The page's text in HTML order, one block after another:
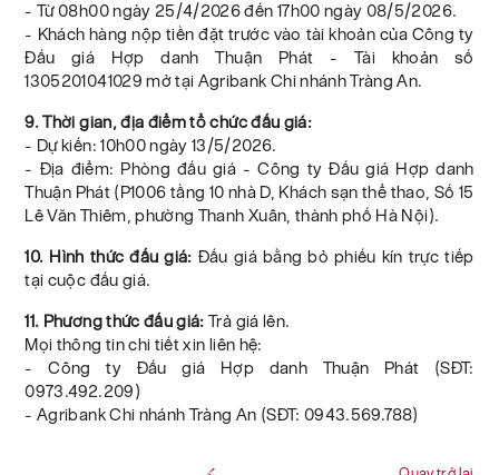
- Từ 08h00 ngày 25/4/2026 đến 17h00 ngày 08/5/2026.
- Khách hàng nộp tiền đặt trước vào tài khoản của Công ty
Đấu giá Hợp danh Thuận Phát - Tài khoản số
1305201041029 mở tại Agribank Chi nhánh Tràng An.
9. Thời gian, địa điểm tổ chức đấu giá:
- Dự kiến: 10h00 ngày 13/5/2026.
- Địa điểm: Phòng đấu giá - Công ty Đấu giá Hợp danh
Thuận Phát (P1006 tầng 10 nhà D, Khách sạn thể thao, Số 15
Lê Văn Thiêm, phường Thanh Xuân, thành phố Hà Nội).
10. Hình thức đấu giá: Đấu giá bằng bỏ phiếu kín trực tiếp
tại cuộc đấu giá.
11. Phương thức đấu giá: Trả giá lên.
Mọi thông tin chi tiết xin liên hệ:
- Công ty Đấu giá Hợp danh Thuận Phát (SĐT:
0973.492.209)
- Agribank Chi nhánh Tràng An (SĐT: 0943.569.788)